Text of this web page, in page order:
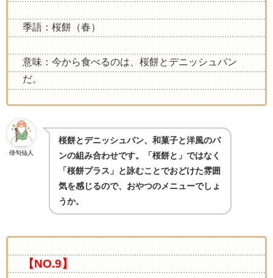
季語：桜餅（春）
意味：今から食べるのは、桜餅とデニッシュパン
だ。
俳句仙人
桜餅とデニッシュパン、和菓子と洋風のパ
ンの組み合わせです。「桜餅と」ではなく
「桜餅プラス」と詠むことでおどけた雰囲
気を感じるので、おやつのメニューでしょ
うか。
【NO.9】